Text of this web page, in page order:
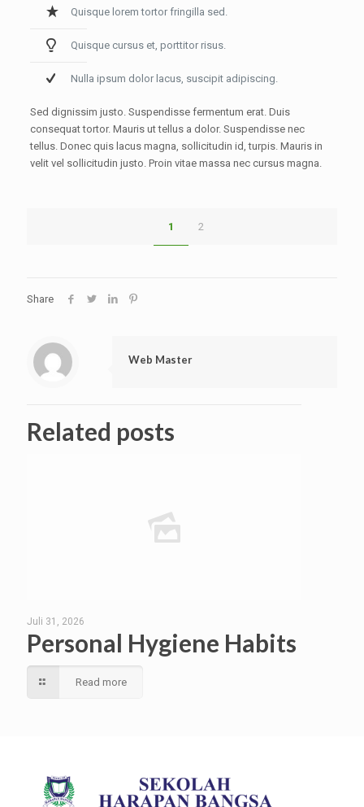
Quisque lorem tortor fringilla sed.
Quisque cursus et, porttitor risus.
Nulla ipsum dolor lacus, suscipit adipiscing.
Sed dignissim justo. Suspendisse fermentum erat. Duis
consequat tortor. Mauris ut tellus a dolor. Suspendisse nec
tellus. Donec quis lacus magna, sollicitudin id, turpis. Mauris in
velit vel sollicitudin justo. Proin vitae massa nec cursus magna.
1 2
Share
Web Master
Related posts
Juli 31, 2026
Personal Hygiene Habits
Read more